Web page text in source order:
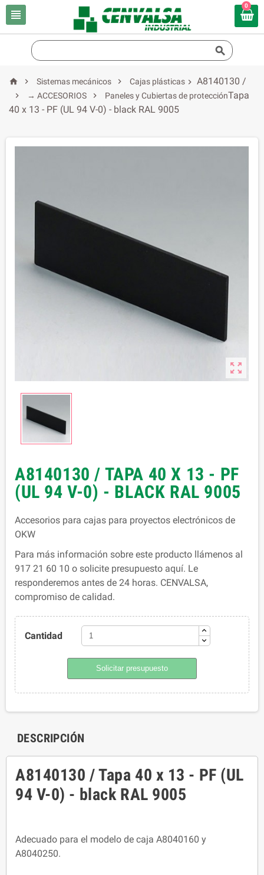

0

  Sistemas mecánicos 
Cajas plásticas

→ ACCESORIOS  Paneles y Cubiertas de protección
 A8140130 /
Tapa
40 x 13 - PF (UL 94 V-0) - black RAL 9005

A8140130 / TAPA 40 X 13 - PF
(UL 94 V-0) - BLACK RAL 9005
Accesorios para cajas para proyectos electrónicos de
OKW
Para más información sobre este producto llámenos al
917 21 60 10 o solicite presupuesto aquí. Le
responderemos antes de 24 horas. CENVALSA,
compromiso de calidad.
Cantidad
Solicitar presupuesto
DESCRIPCIÓN
A8140130 / Tapa 40 x 13 - PF (UL
94 V-0) - black RAL 9005
Adecuado para el modelo de caja A8040160 y
A8040250.